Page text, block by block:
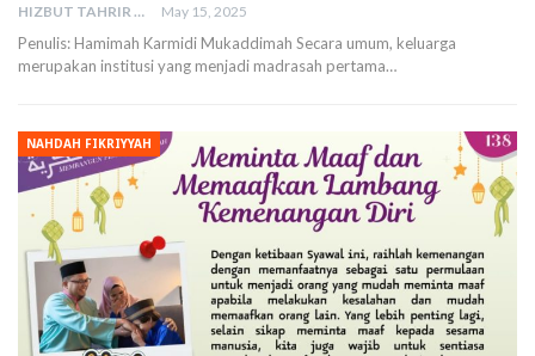
HIZBUT TAHRIR MALAYSIA May 15, 2025
Penulis: Hamimah Karmidi Mukaddimah Secara umum, keluarga
merupakan institusi yang menjadi madrasah pertama…
NAHDAH FIKRIYYAH